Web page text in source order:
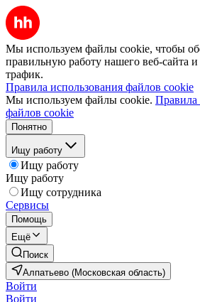
Мы используем файлы cookie, чтобы
правильную работу нашего веб-сайта и
трафик.
Правила использования файлов cookie
Мы используем файлы cookie. Правила
файлов cookie
Понятно
Ищу работу
Ищу работу
Ищу работу
Ищу сотрудника
Сервисы
Помощь
Ещё
Поиск
Алпатьево (Московская область)
Войти
Войти